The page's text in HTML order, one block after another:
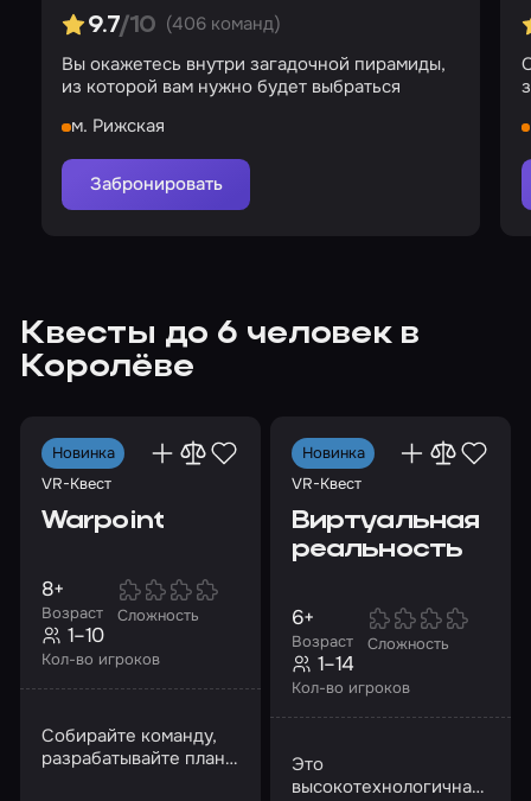
9.7/10 (406 команд)
Вы окажетесь внутри загадочной пирамиды,
из которой вам нужно будет выбраться
м. Рижская
Забронировать
Квесты до 6 человек в
Королёве
Новинка
VR-Квест
Warpoint
Возраст
8+
Сложность
Кол-во игроков
1–10
Собирайте команду,
разрабатывайте план
Новинка
VR-Квест
Виртуальная
реальность
Возраст
6+
Сложность
Кол-во игроков
1–14
Это
высокотехнологичная